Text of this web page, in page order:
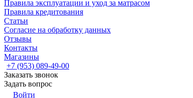
Правила эксплуатации и уход за матрасом
Правила кредитования
Статьи
Согласие на обработку данных
Отзывы
Контакты
Магазины
+7 (953) 089-49-00
Заказать звонок
Задать вопрос
Войти